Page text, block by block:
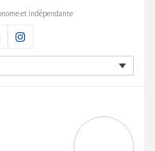
et indépendante